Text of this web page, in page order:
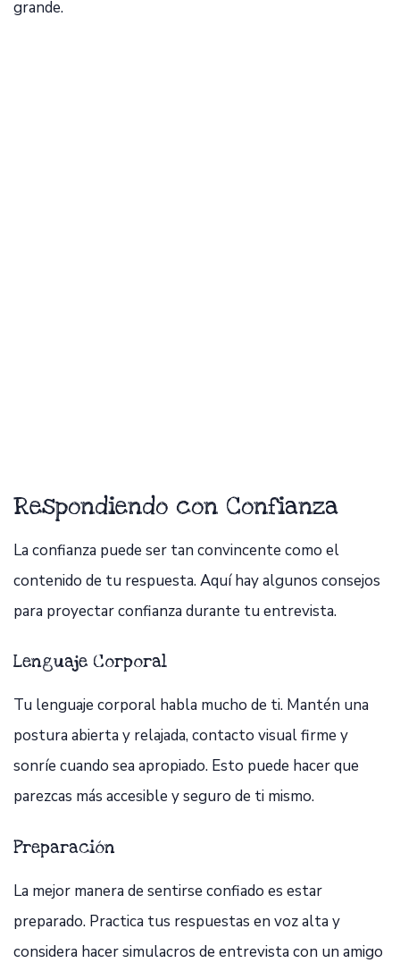
grande.
Respondiendo con Confianza
La confianza puede ser tan convincente como el
contenido de tu respuesta. Aquí hay algunos consejos
para proyectar confianza durante tu entrevista.
Lenguaje Corporal
Tu lenguaje corporal habla mucho de ti. Mantén una
postura abierta y relajada, contacto visual firme y
sonríe cuando sea apropiado. Esto puede hacer que
parezcas más accesible y seguro de ti mismo.
Preparación
La mejor manera de sentirse confiado es estar
preparado. Practica tus respuestas en voz alta y
considera hacer simulacros de entrevista con un amigo